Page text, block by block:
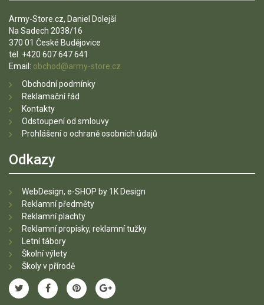
Army-Store.cz, Daniel Dolejší
Na Sadech 2038/16
370 01 České Budějovice
tel. +420 607 647 641
Email: obchod@army-store.cz
Obchodní podmínky
Reklamační řád
Kontakty
Odstoupení od smlouvy
Prohlášení o ochraně osobních údajů
Odkazy
WebDesign, e-SHOP by 1K Design
Reklamní předměty
Reklamní plachty
Reklamní propisky, reklamní tužky
Letní tábory
Školní výlety
Školy v přírodě